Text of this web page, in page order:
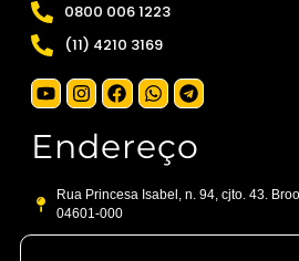
0800 006 1223
(11) 4210 3169
Endereço
Rua Princesa Isabel, n. 94, cjto. 43.
04601-000